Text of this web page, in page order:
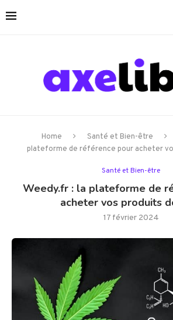
Home Santé et Bien-être
plateforme de référence pour acheter
Santé et Bien-être
Weedy.fr : la plateforme de
acheter vos produits
17 février 2024